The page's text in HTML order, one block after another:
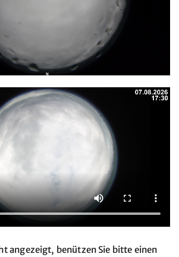
angezeigt, benützen Sie bitte einen